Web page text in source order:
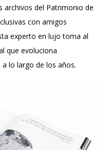
del Patrimonio de
con amigos
experto en lujo toma al
que evoluciona
lo largo de los años.